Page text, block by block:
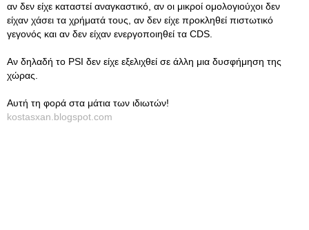
αν δεν είχε καταστεί αναγκαστικό, αν οι μικροί ομολογιούχοι δεν
είχαν χάσει τα χρήματά τους, αν δεν είχε προκληθεί πιστωτικό
γεγονός και αν δεν είχαν ενεργοποιηθεί τα CDS.
Αν δηλαδή το PSI δεν είχε εξελιχθεί σε άλλη μια δυσφήμηση της
χώρας.
Αυτή τη φορά στα μάτια των ιδιωτών!
kostasxan.blogspot.com